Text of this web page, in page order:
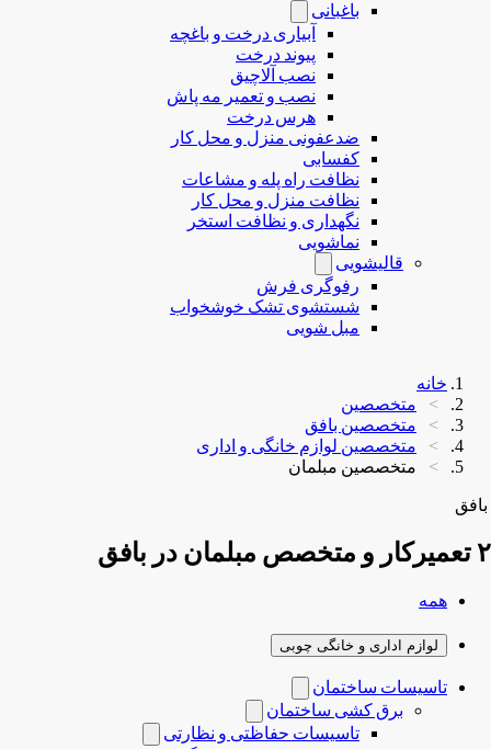
باغبانی
آبیاری درخت و باغچه
پیوند درخت
نصب آلاچیق
نصب و تعمیر مه پاش
هرس درخت
ضدعفونی منزل و محل کار
کفسابی
نظافت راه پله و مشاعات
نظافت منزل و محل کار
نگهداری و نظافت استخر
نماشویی
قالیشویی
رفوگری فرش
شستشوی تشک خوشخواب
مبل شویی
خانه
متخصصین
متخصصین بافق
متخصصین لوازم خانگی و اداری
متخصصین مبلمان
بافق
۲ تعمیرکار و متخصص مبلمان در بافق
همه
لوازم اداری و خانگی چوبی
تاسیسات ساختمان
برق کشی ساختمان
تاسیسات حفاظتی و نظارتی